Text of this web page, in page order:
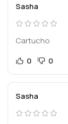
Sasha
Cartucho
0
0
Sasha